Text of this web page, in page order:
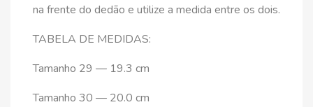
na frente do dedão e utilize a medida entre os dois.
TABELA DE MEDIDAS:
Tamanho 29 — 19.3 cm
Tamanho 30 — 20.0 cm